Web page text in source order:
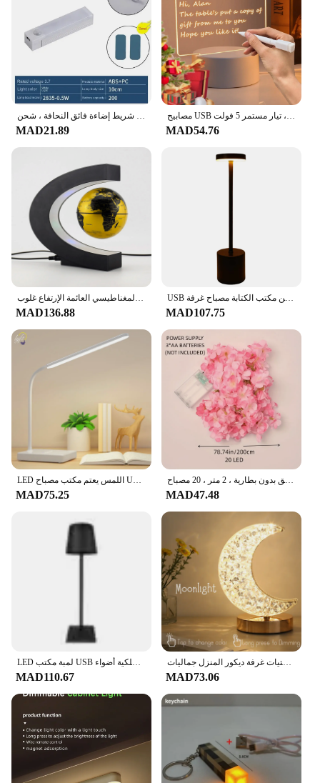
شريط إضاءة فائق النحافة ، شحن USB ذكي ، خزانة عرض ، مطبخ ، خزانة ملابس تعتيم ، بشري ، 1.
MAD21.89
مصابيح USB لتزيين المكتب ، لوحة الملاحظات والرسائل مع قلم ، مصباح الطاولة ، ضوء ليلي داخلي بجانب السرير ، تيار مستمر 5 فولت
MAD54.76
المغناطيسي العائمة الإرتفاع غلوب LED خريطة العالم الإلكترونية مكافحة الجاذبية مصباح الجدة الكرة ضوء مصابيح ديكور المنزل هدايا عيد الميلاد
MAD136.88
USB المعادن قابلة للشحن مكتب الكتابة مصباح غرفة LED السرير ديكور الجدول مصباح مطعم بار سطح المكتب المزاج الإضاءة ضوء الليل
MAD107.75
LED اللمس يعتم مكتب مصباح USB شحن القراءة العين حماية الجدول ضوء التعلم غرفة نوم غرفة المعيشة الإضاءة كتاب مصابيح
MAD75.25
مصباح ليد لأزهار الكرز ، مناسب لتزيين غرف النوم ، حدائق بدون بطارية ، 2 متر ، 20 مصباح
MAD47.48
LED لمبة مكتب USB قابلة للشحن الجدول مصباح بار مطعم أجواء مصابيح اللمس اللاسلكية أضواء LED مقاومة للماء لغرفة نوم الفندق
MAD110.67
غرفة نوم كريستال اللمس يعتم ضوء الليل الفتيات غرفة ديكور المنزل جماليات USB السرير LED المحيطة الجدول ثلاثية الأبعاد مصباح القمر
MAD73.06